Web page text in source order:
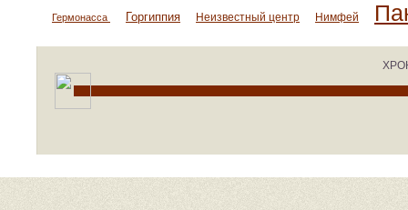
Гермонасса Горгиппия Неизвестный центр Нимфей